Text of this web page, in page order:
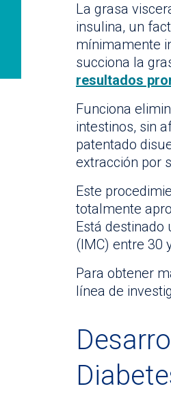
La grasa
insulina, un
mínimamente
succiona la
resultados
Funciona
intestinos, sin
patentado
extracción por
Este
totalmente
Está destinado
(IMC) entre 30
Para obtener
línea de